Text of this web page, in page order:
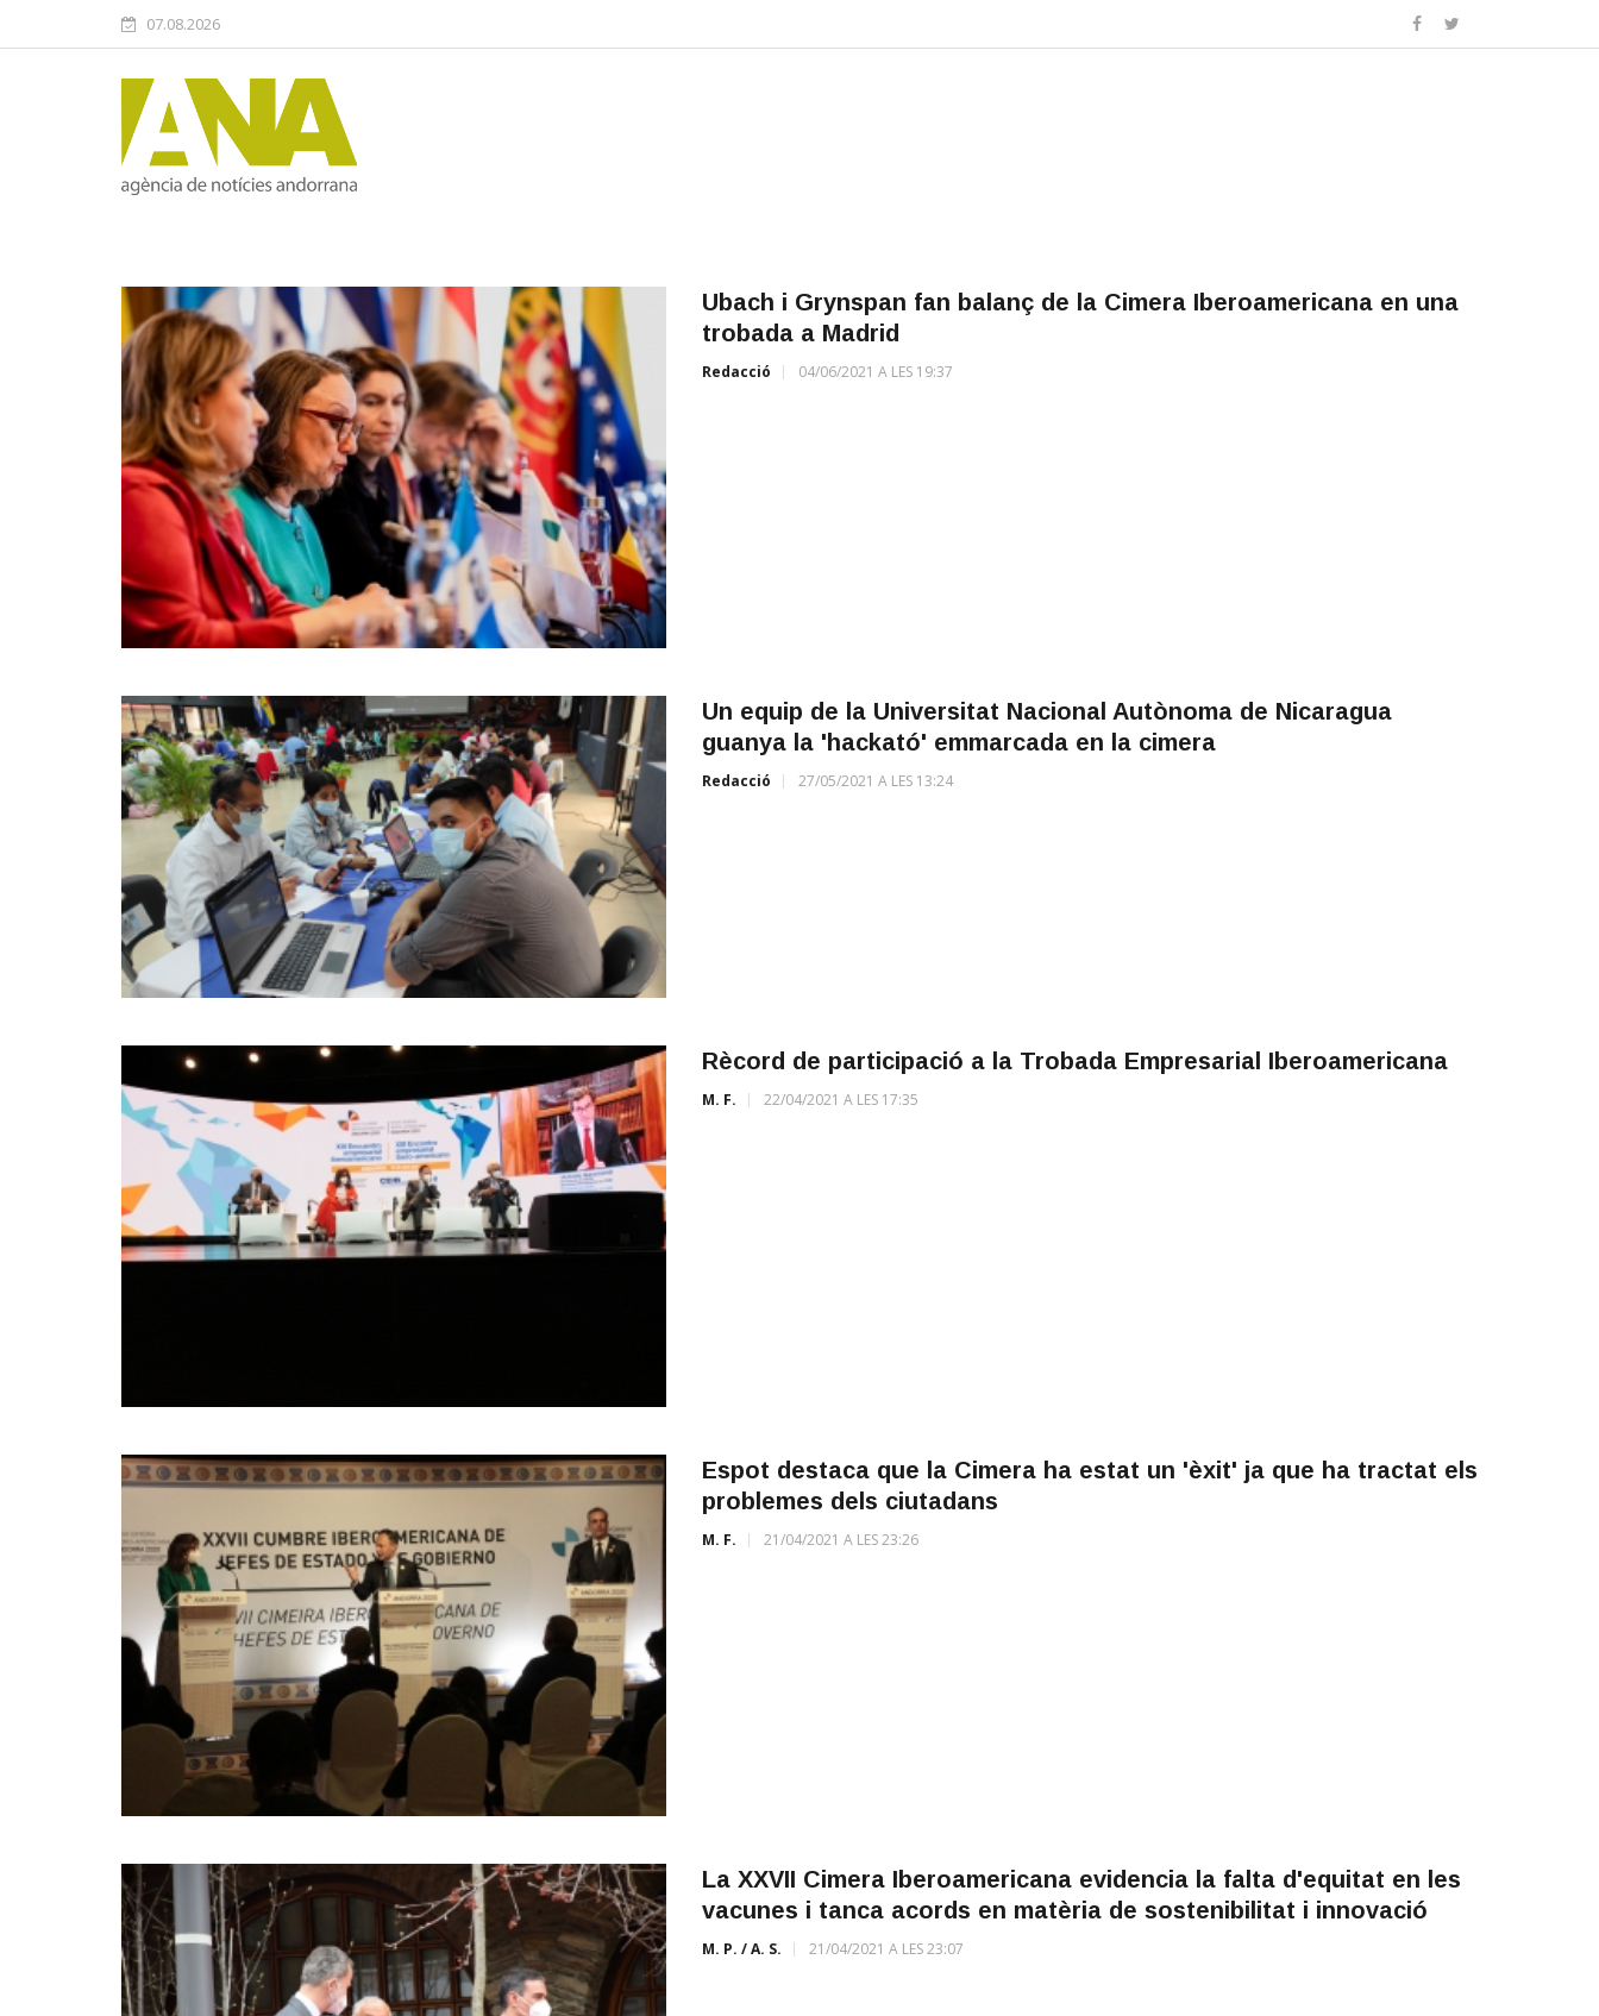
07.08.2026
Ubach i Grynspan fan balanç de la Cimera Iberoamericana en una
trobada a Madrid
Redacció 04/06/2021 A LES 19:37
Un equip de la Universitat Nacional Autònoma de Nicaragua
guanya la 'hackató' emmarcada en la cimera
Redacció 27/05/2021 A LES 13:24
Rècord de participació a la Trobada Empresarial Iberoamericana
M. F. 22/04/2021 A LES 17:35
Espot destaca que la Cimera ha estat un 'èxit' ja que ha tractat els
problemes dels ciutadans
M. F. 21/04/2021 A LES 23:26
La XXVII Cimera Iberoamericana evidencia la falta d'equitat en les
vacunes i tanca acords en matèria de sostenibilitat i innovació
M. P. / A. S. 21/04/2021 A LES 23:07